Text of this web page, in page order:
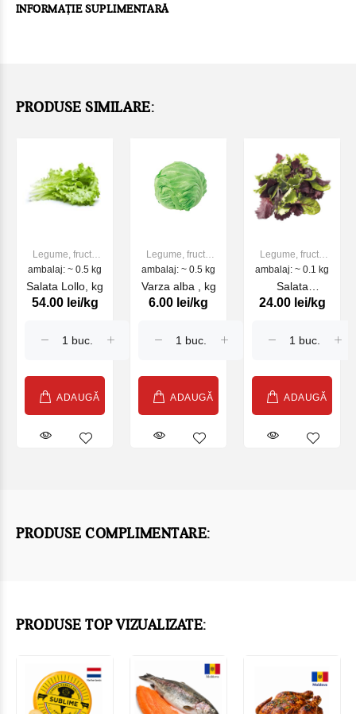
INFORMAȚIE SUPLIMENTARĂ
PRODUSE SIMILARE:
Legume, fructe
proaspete
ambalaj: ~ 0.5 kg
Salata Lollo, kg
54.00 lei/kg
ADAUGĂ
Legume, fructe
proaspete
ambalaj: ~ 0.5 kg
Varza alba , kg
6.00 lei/kg
ADAUGĂ
Legume, fructe
proaspete
ambalaj: ~ 0.1 kg
Salata
Mistecanza,
24.00 lei/kg
ADAUGĂ
PRODUSE COMPLIMENTARE:
PRODUSE TOP VIZUALIZATE: